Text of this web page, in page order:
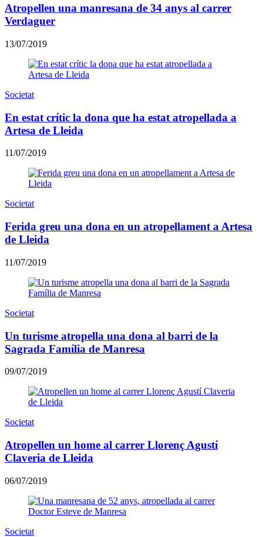
Atropellen una manresana de 34 anys al carrer
Verdaguer
13/07/2019
Societat
En estat crític la dona que ha estat atropellada a
Artesa de Lleida
11/07/2019
Societat
Ferida greu una dona en un atropellament a Artesa
de Lleida
11/07/2019
Societat
Un turisme atropella una dona al barri de la
Sagrada Família de Manresa
09/07/2019
Societat
Atropellen un home al carrer Llorenç Agustí
Claveria de Lleida
06/07/2019
Societat